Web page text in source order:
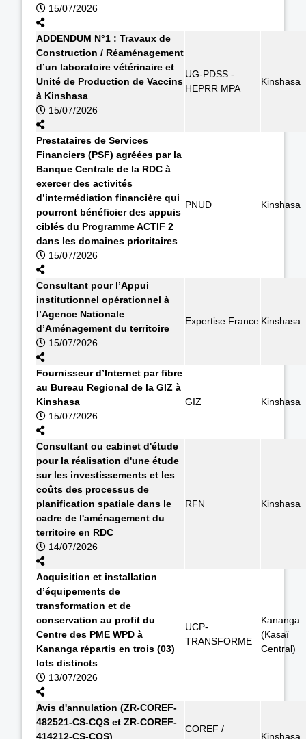
15/07/2026
ADDENDUM N°1 : Travaux de
Construction / Réaménagement
d’un laboratoire vétérinaire et
Unité de Production de Vaccins
à Kinshasa
15/07/2026
UG-PDSS -
HEPRR MPA
Kinshasa
Prestataires de Services
Financiers (PSF) agréées par la
Banque Centrale de la RDC à
exercer des activités
d’intermédiation financière qui
pourront bénéficier des appuis
ciblés du Programme ACTIF 2
dans les domaines prioritaires
15/07/2026
PNUD Kinshasa
Consultant pour l’Appui
institutionnel opérationnel à
l’Agence Nationale
d’Aménagement du territoire
15/07/2026
Expertise France Kinshasa
Fournisseur d’Internet par fibre
au Bureau Regional de la GIZ à
Kinshasa
15/07/2026
GIZ Kinshasa
Consultant ou cabinet d'étude
pour la réalisation d'une étude
sur les investissements et les
coûts des processus de
planification spatiale dans le
cadre de l'aménagement du
territoire en RDC
14/07/2026
RFN Kinshasa
Acquisition et installation
d’équipements de
transformation et de
conservation au profit du
Centre des PME WPD à
Kananga répartis en trois (03)
lots distincts
13/07/2026
UCP-
TRANSFORME
Kananga
(Kasaï
Central)
Avis d'annulation (ZR-COREF-
482521-CS-CQS et ZR-COREF-
414212-CS-CQS)
COREF /
Kinshasa